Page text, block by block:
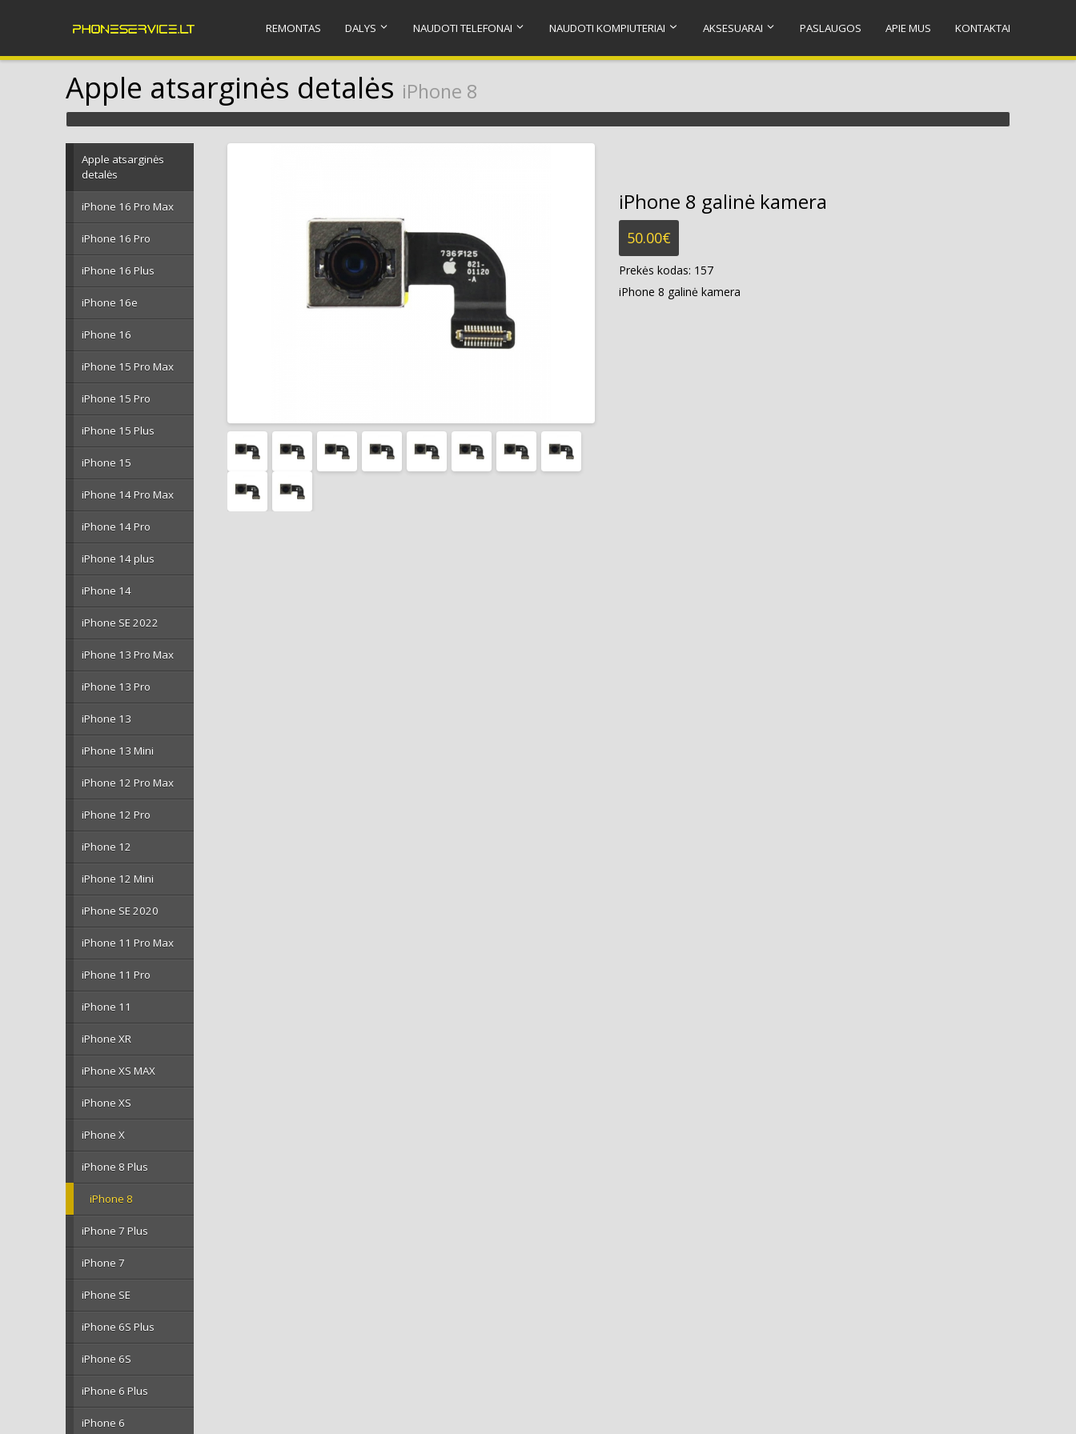
REMONTAS DALYS NAUDOTI TELEFONAI NAUDOTI KOMPIUTERIAI AKSESUARAI PASLAUGOS APIE MUS KONTAKTAI
Apple atsarginės detalės iPhone 8
Apple atsarginės
detalės
iPhone 16 Pro Max
iPhone 16 Pro
iPhone 16 Plus
iPhone 16e
iPhone 16
iPhone 15 Pro Max
iPhone 15 Pro
iPhone 15 Plus
iPhone 15
iPhone 14 Pro Max
iPhone 14 Pro
iPhone 14 plus
iPhone 14
iPhone SE 2022
iPhone 13 Pro Max
iPhone 13 Pro
iPhone 13
iPhone 13 Mini
iPhone 12 Pro Max
iPhone 12 Pro
iPhone 12
iPhone 12 Mini
iPhone SE 2020
iPhone 11 Pro Max
iPhone 11 Pro
iPhone 11
iPhone XR
iPhone XS MAX
iPhone XS
iPhone X
iPhone 8 Plus
iPhone 8
iPhone 7 Plus
iPhone 7
iPhone SE
iPhone 6S Plus
iPhone 6S
iPhone 6 Plus
iPhone 6
iPhone 8 galinė kamera
50.00€
Prekės kodas: 157
iPhone 8 galinė kamera